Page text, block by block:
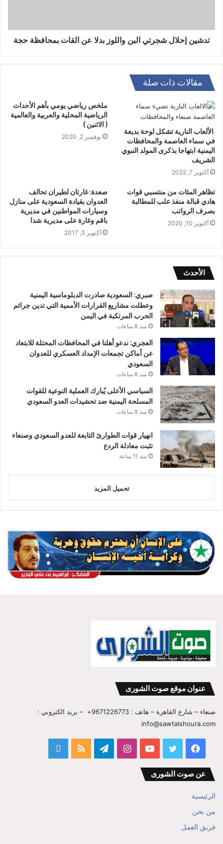
تدشين إحلال شجرتي البن واللوز بدﻻ عن القات بمحافظة حجة
مقالات ذات صلة
الألعاب النارية تشكل لوحة بديعة
في سماء العاصمة والمحافظات
اليمنية ابتهاجا بذكرى المولد النبوي
الشريف
أكتوبر 7, 2022
ملخص رياضي يومي بأهم الأحداث
الرياضية المحلية والعربية والعالمية
( الاثنين )
نوفمبر 2, 2020
تظاهر المئات من منتسبي قوات
هادي قبالة منفذ علب للمطالبة
بصرف الرواتب
أكتوبر 10, 2020
صعدة: غارتان لطيران تحالف
العدوان بقيادة السعودية على منازل
وسيارات المواطنين في مديرية
باقم وغارة على مديرية شدا
أكتوبر 3, 2017
الأحدث
صبري: السعودية صادرت الدبلوماسية اليمنية
وعطلت مشاريع القرارات الأممية التي تدين جرائم
الحرب المرتكبة في اليمن
منذ 8 ساعات
العجري: ندعو أهلنا في المحافظات المحتلة للابتعاد
عن أماكن تجمعات الإمداد العسكري للعدوان
السعودي
منذ 8 ساعات
السياسي الأعلى يُبارك العملية النوعية للقوات
المسلحة اليمنية ضد تحشيدات العدو السعودي
منذ 8 ساعات
انهيار قوات الطوارئ التابعة للعدو السعودي وصنعاء
تثبت معادلة الردع
منذ 11 ساعة
تحميل المزيد
عنوان موقع صوت الشورى
صنعاء – شارع القاهرة – هاتف : 9671226773+ – بريد الكتروني :
info@sawtalshoura.com
فيسبوك تويتر يوتيوب انستقرامتيلقرام ملخص
عن صوت الشورى
الرئيسية
من نحن
فريق العمل